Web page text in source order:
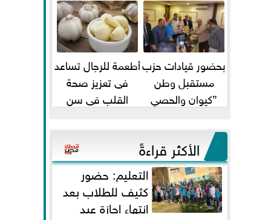
قبل الامتحانات
بحضور قيادات حزب
مستقبل وطن
”كيوان والحصي
وعيسي” أمانه كفر...
أطعمة للرجال تساعد
فى تعزيز صحة
القلب فى سن
الأكثر قراءةً
التعليم: حضور
كثيف للطلاب بعد
انتهاء إجازة عيد